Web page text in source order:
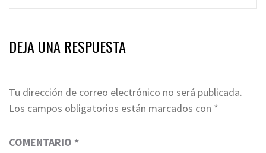
DEJA UNA RESPUESTA
Tu dirección de correo electrónico no será publicada.
Los campos obligatorios están marcados con *
COMENTARIO *